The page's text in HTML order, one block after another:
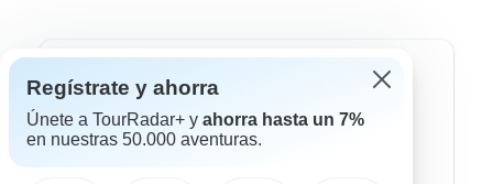
Destinos más populares
África
Regístrate y ahorra
Únete a TourRadar+ y ahorra hasta un 7%
en nuestras 50.000 aventuras.